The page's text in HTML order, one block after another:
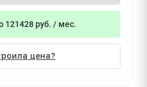
121428 руб. / мес.
цена?